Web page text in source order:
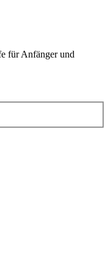
für Anfänger und